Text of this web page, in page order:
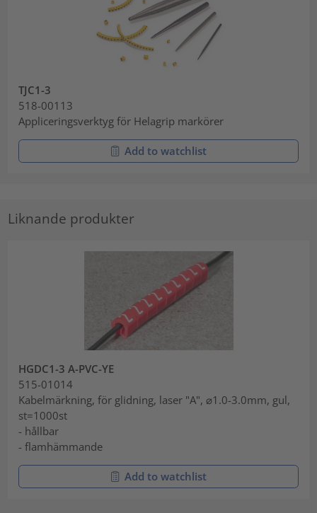
TJC1-3
518-00113
Appliceringsverktyg för Helagrip markörer
Add to watchlist
Liknande produkter
HGDC1-3 A-PVC-YE
515-01014
Kabelmärkning, för glidning, laser "A", ⌀1.0-3.0mm, gul,
st=1000st
- hållbar
- flamhämmande
Add to watchlist